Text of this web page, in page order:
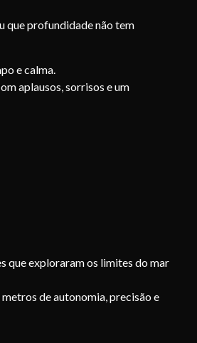
que profundidade não tem
e calma.
aplausos, sorrisos e um
que exploraram os limites do mar
de autonomia, precisão e